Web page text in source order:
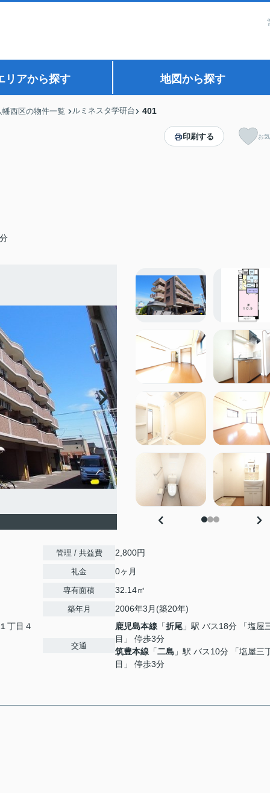
リアから探す 地図から探す
幡西区の物件一覧 ルミネスタ学研台 401
印刷する お
１丁目４
管理 / 共益費 2,800円
礼金 0ヶ月
専有面積 32.14㎡
築年月 2006年3月(築20年)
交通
鹿児島本線 「折尾 」駅 バス18分 「塩屋
目」 停歩3分
筑豊本線 「二島 」駅 バス10分 「塩屋三
目」 停歩3分